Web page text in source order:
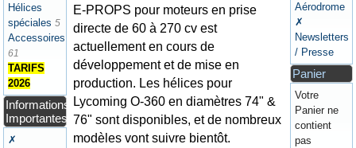
Hélices
spéciales 5
Accessoires
61
TARIFS
2026
Informations
Importantes
✗
E-PROPS pour moteurs en prise
directe de 60 à 270 cv est
actuellement en cours de
développement et de mise en
production. Les hélices pour
Lycoming O-360 en diamètres 74" &
76" sont disponibles, et de nombreux
modèles vont suivre bientôt.
Aérodrome
✗
Newsletters
/ Presse
Panier
Votre
Panier ne
contient
pas